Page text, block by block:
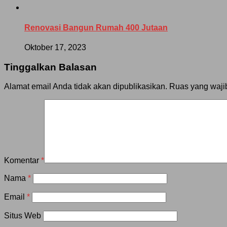
Renovasi Bangun Rumah 400 Jutaan
Oktober 17, 2023
Tinggalkan Balasan
Alamat email Anda tidak akan dipublikasikan. Ruas yang
Komentar *
Nama *
Email *
Situs Web